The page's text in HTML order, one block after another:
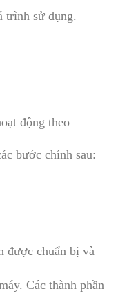
trình sử dụng.
động theo
bước chính sau:
được chuẩn bị và
Các thành phần